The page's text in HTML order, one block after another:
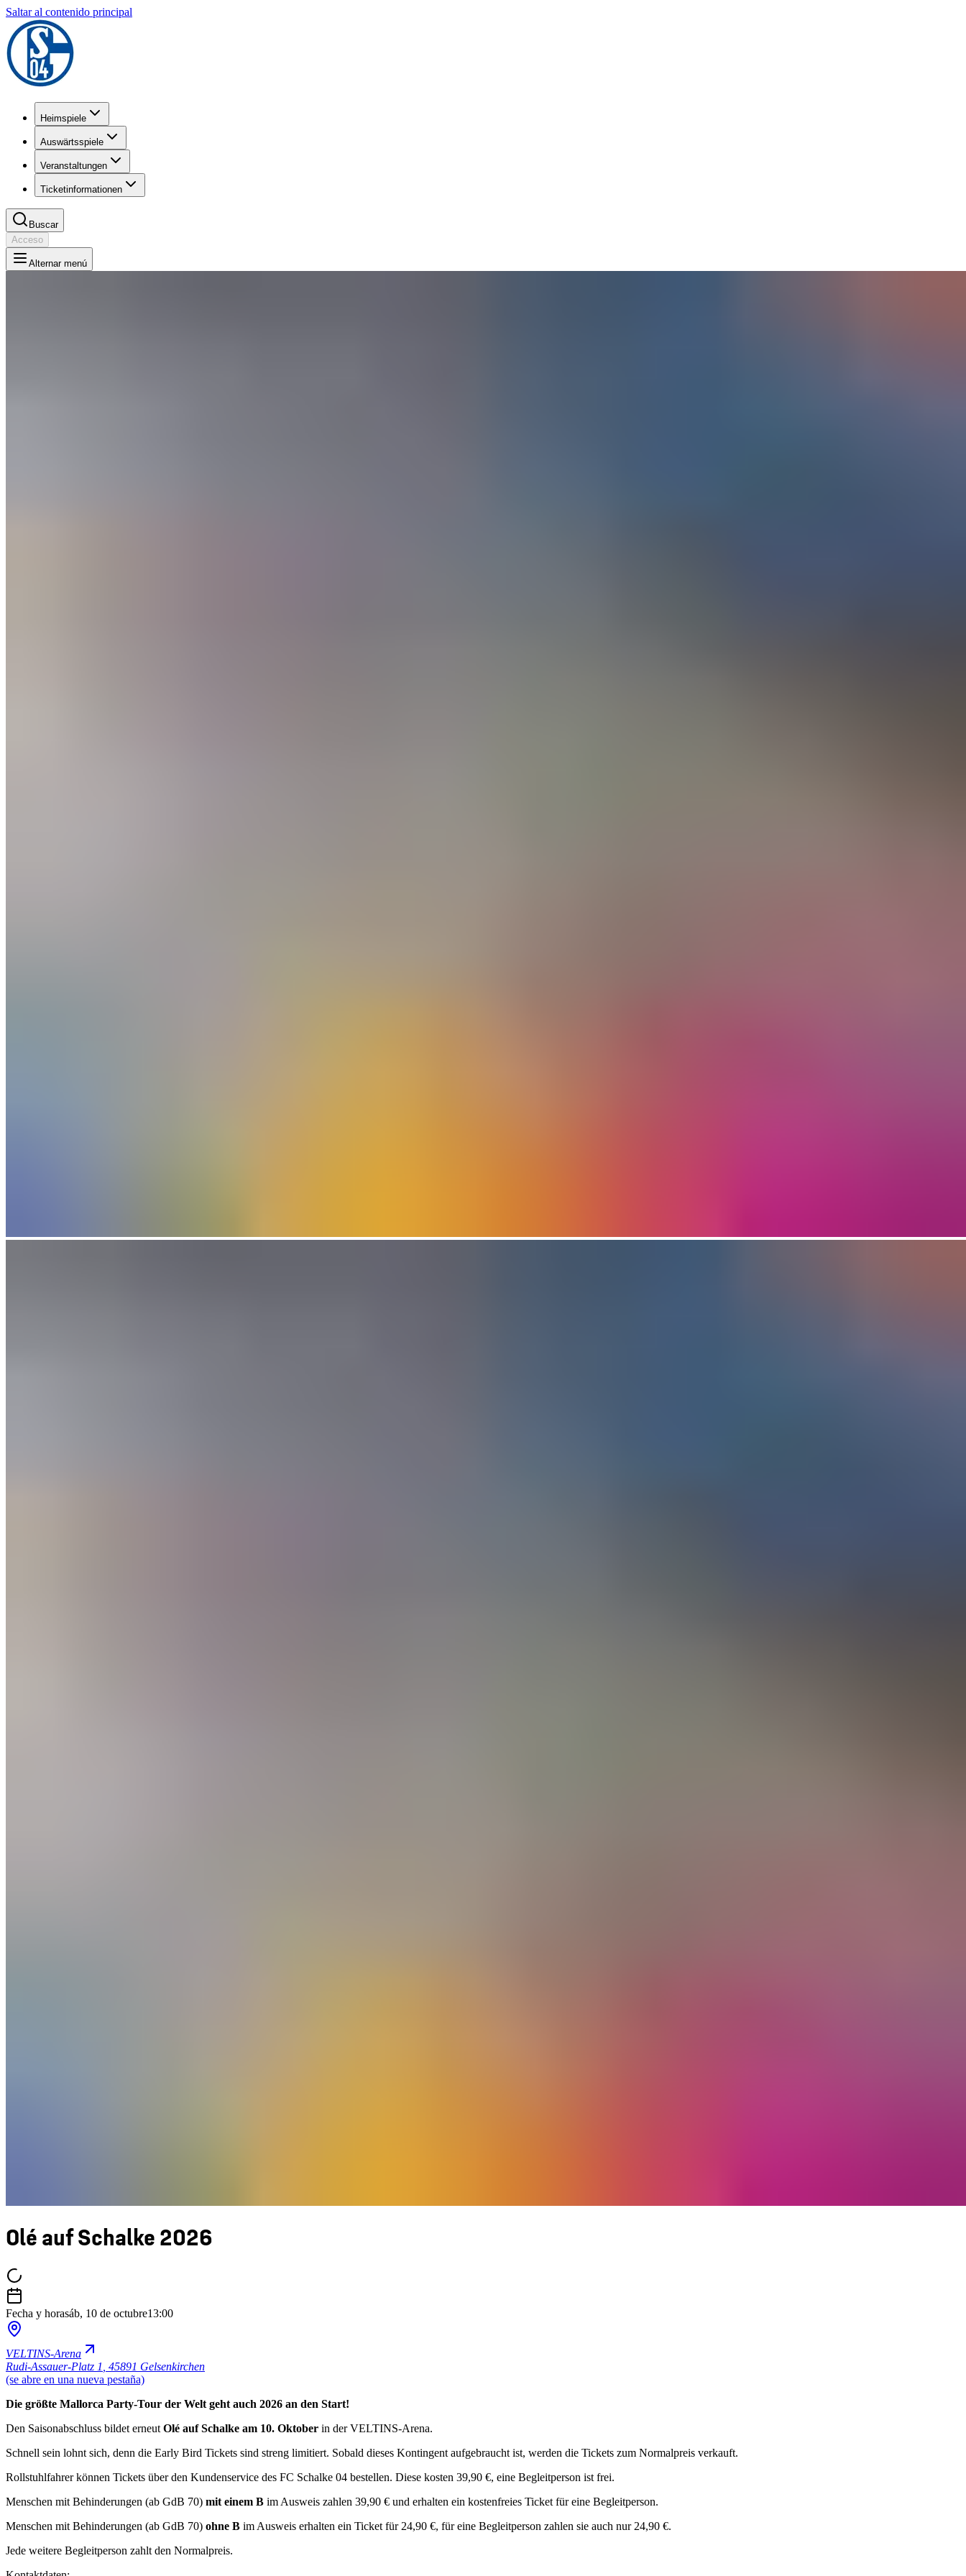
Saltar al contenido principal
Heimspiele
Auswärtsspiele
Veranstaltungen
Ticketinformationen
Buscar
Acceso
Alternar menú
Olé auf Schalke 2026
Fecha y horasáb, 10 de octubre13:00
VELTINS-Arena
Rudi-Assauer-Platz 1 45891 Gelsenkirchen
(se abre en una nueva pestaña)
Die größte Mallorca Party-Tour der Welt geht auch 2026 an den Start!
Den Saisonabschluss bildet erneut Olé auf Schalke am 10. Oktober in der VELTINS-Arena.
Schnell sein lohnt sich, denn die Early Bird Tickets sind streng limitiert. Sobald dieses Kontingent aufgebraucht ist, werden die Tickets zum Normalpreis verkauft.
Rollstuhlfahrer können Tickets über den Kundenservice des FC Schalke 04 bestellen. Diese kosten 39,90 €, eine Begleitperson ist frei.
Menschen mit Behinderungen (ab GdB 70) mit einem B im Ausweis zahlen 39,90 € und erhalten ein kostenfreies Ticket für eine Begleitperson.
Menschen mit Behinderungen (ab GdB 70) ohne B im Ausweis erhalten ein Ticket für 24,90 €, für eine Begleitperson zahlen sie auch nur 24,90 €.
Jede weitere Begleitperson zahlt den Normalpreis.